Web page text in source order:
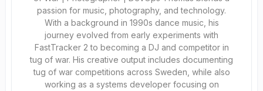
passion for music, photography, and technology.
With a background in 1990s dance music, his
journey evolved from early experiments with
FastTracker 2 to becoming a DJ and competitor in
tug of war. His creative output includes documenting
tug of war competitions across Sweden, while also
working as a systems developer focusing on